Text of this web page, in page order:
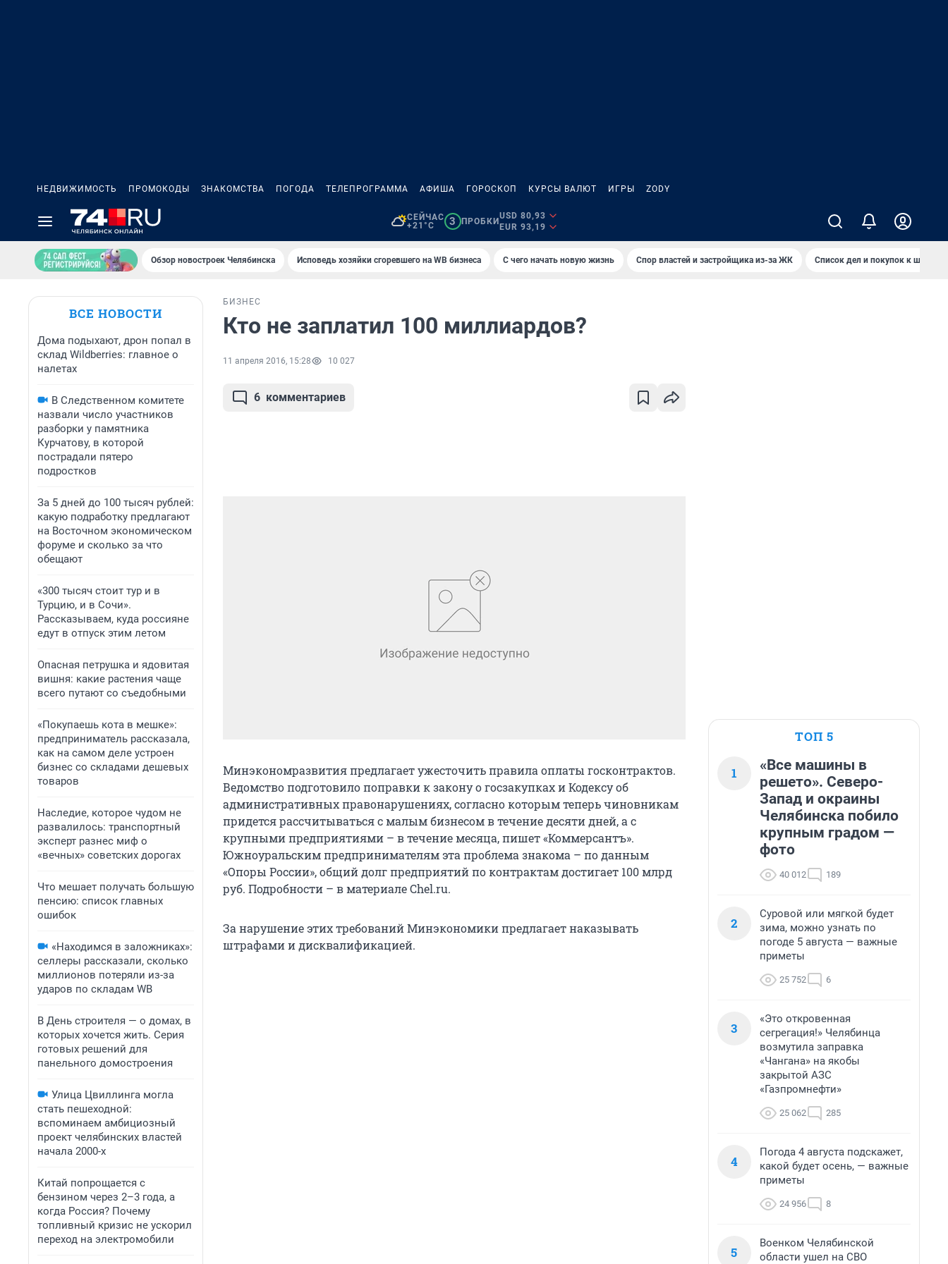
НЕДВИЖИМОСТЬ ПРОМОКОДЫ ЗНАКОМСТВА ПОГОДА ТЕЛЕПРОГРАММА АФИША ГОРОСКОП КУРСЫ ВАЛЮТ ИГРЫ ZODY
СЕЙЧАС
+21°C
3 ПРОБКИ
USD 80,93
EUR 93,19
Обзор новостроек Челябинска Исповедь хозяйки сгоревшего на WB бизнеса С чего начать новую жизнь Спор властей и застройщика из-за ЖК Список дел и покупок к школе
ВСЕ НОВОСТИ
Дома подыхают, дрон попал в
склад Wildberries: главное о
налетах
В Следственном комитете
назвали число участников
разборки у памятника
Курчатову, в которой
пострадали пятеро
подростков
За 5 дней до 100 тысяч рублей:
какую подработку предлагают
на Восточном экономическом
форуме и сколько за что
обещают
«300 тысяч стоит тур и в
Турцию, и в Сочи».
Рассказываем, куда россияне
едут в отпуск этим летом
Опасная петрушка и ядовитая
вишня: какие растения чаще
всего путают со съедобными
«Покупаешь кота в мешке»:
предприниматель рассказала,
как на самом деле устроен
бизнес со складами дешевых
товаров
Наследие, которое чудом не
развалилось: транспортный
эксперт разнес миф о
«вечных» советских дорогах
Что мешает получать большую
пенсию: список главных
ошибок
«Находимся в заложниках»:
селлеры рассказали, сколько
миллионов потеряли из-за
ударов по складам WB
В День строителя — о домах, в
которых хочется жить. Серия
готовых решений для
панельного домостроения
Улица Цвиллинга могла
стать пешеходной:
вспоминаем амбициозный
проект челябинских властей
начала 2000-х
Китай попрощается с
бензином через 2–3 года, а
когда Россия? Почему
топливный кризис не ускорил
переход на электромобили
БИЗНЕС
Кто не заплатил 100 миллиардов?
11 апреля 2016, 15:28 10 027
6 комментариев
Минэкономразвития предлагает ужесточить правила оплаты госконтрактов.
Ведомство подготовило поправки к закону о госзакупках и Кодексу об
административных правонарушениях, согласно которым теперь чиновникам
придется рассчитываться с малым бизнесом в течение десяти дней, а с
крупными предприятиями – в течение месяца, пишет «Коммерсантъ».
Южноуральским предпринимателям эта проблема знакома – по данным
«Опоры России», общий долг предприятий по контрактам достигает 100 млрд
руб. Подробности – в материале Chel.ru.
За нарушение этих требований Минэкономики предлагает наказывать
штрафами и дисквалификацией.
ТОП 5
1
«Все машины в
решето». Северо-
Запад и окраины
Челябинска побило
крупным градом —
фото
40 012 189
2
Суровой или мягкой будет
зима, можно узнать по
погоде 5 августа — важные
приметы
25 752 6
3
«Это откровенная
сегрегация!» Челябинца
возмутила заправка
«Чангана» на якобы
закрытой АЗС
«Газпромнефти»
25 062 285
4
Погода 4 августа подскажет,
какой будет осень, — важные
приметы
24 956 8
5
Военком Челябинской
области ушел на СВО